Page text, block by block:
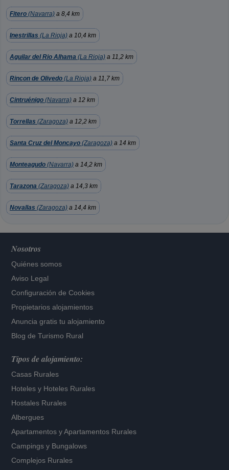
Fitero (Navarra) a 8,4 km
Inestrillas (La Rioja) a 10,4 km
Aguilar del Rio Alhama (La Rioja) a 11,2 km
Rincon de Olivedo (La Rioja) a 11,7 km
Cintruénigo (Navarra) a 12 km
Torrellas (Zaragoza) a 12,2 km
Santa Cruz del Moncayo (Zaragoza) a 14 km
Monteagudo (Navarra) a 14,2 km
Tarazona (Zaragoza) a 14,3 km
Novallas (Zaragoza) a 14,4 km
Nosotros
Quiénes somos
Aviso Legal
Configuración de Cookies
Propietarios alojamientos
Anuncia gratis tu alojamiento
Blog de Turismo Rural
Tipos de alojamiento:
Casas Rurales
Hoteles y Hoteles Rurales
Hostales Rurales
Albergues
Apartamentos yApartamentos Rurales
Campings y Bungalows
Complejos Rurales